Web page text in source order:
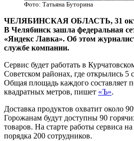
Фото: Татьяна Буторина
ЧЕЛЯБИНСКАЯ ОБЛАСТЬ, 31
В Челябинск зашла федеральная
«Яндекс Лавка». Об этом
службе компании.
Сервис будет работать в
Советском районах, где открылись 5
Общая площадь каждого составляет
квадратных метров, пишет «Ъ».
Доставка продуктов охватит около
Горожанам будут доступны 90
товаров. На старте работы сервиса на
порядка 200 сотрудников.